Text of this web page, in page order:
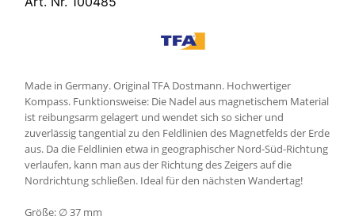
Made in Germany. Original TFA Dostmann. Hochwertiger
Kompass. Funktionsweise: Die Nadel aus magnetischem Material
ist reibungsarm gelagert und wendet sich so sicher und
zuverlässig tangential zu den Feldlinien des Magnetfelds der Erde
aus. Da die Feldlinien etwa in geographischer Nord-Süd-Richtung
verlaufen, kann man aus der Richtung des Zeigers auf die
Nordrichtung schließen. Ideal für den nächsten Wandertag!
Größe: ∅ 37 mm